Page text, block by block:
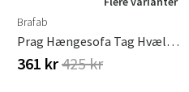
Brafab
Prag Hængesofa Tag Hvælvet Sort
361 kr425 kr